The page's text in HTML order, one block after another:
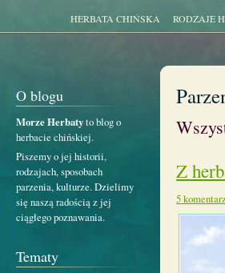
HERBATA CHIŃSKA RODZAJE
O blogu
Morze Herbatyto blog o
herbacie chińskiej.
Piszemy o jej historii,
rodzajach, sposobach
parzenia, kulturze. Dzielimy
się naszą radością z jej
ciągłego poznawania.
Tematy
Z
5